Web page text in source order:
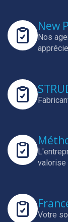
New
Nos
valorise
Votre